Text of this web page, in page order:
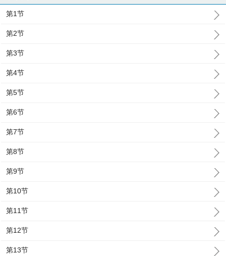
第1节
第2节
第3节
第4节
第5节
第6节
第7节
第8节
第9节
第10节
第11节
第12节
第13节